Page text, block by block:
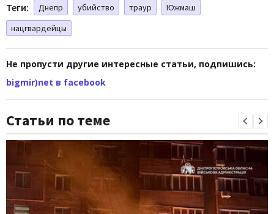
Теги: Днепр убийство траур
Южмаш
нацгвардейцы
Не пропусти другие интересные статьи, подпишись:
bigmir)net в facebook
Статьи по теме